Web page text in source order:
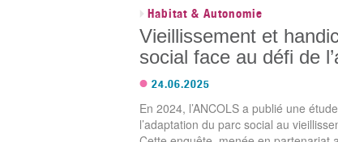
Habitat & Autonomie
Vieillissement et
social face au défi de
24.06.2025
En 2024, l’ANCOLS a publié une
l’adaptation du parc social au